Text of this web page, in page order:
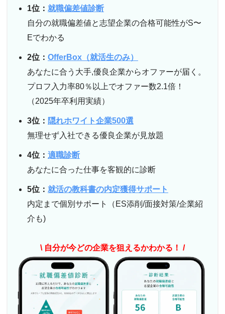
1位： 就職偏差値診断
自分の就職偏差値と志望企業の合格可能性がS〜
Eでわかる
2位： OfferBox（就活生のみ）
あなたに合う大手,優良企業からオファーが届く。
プロフ入力率80％以上でオファー数2.1倍！
（2025年卒利用実績）
3位： 隠れホワイト企業500選
無理せず入社できる優良企業が見放題
4位： 適職診断
あなたに合った仕事を客観的に診断
5位： 就活の教科書の内定獲得サポート
内定まで個別サポート（ES添削/面接対策/企業紹
介も)
\ 自分が今どの企業を狙えるかわかる！ /